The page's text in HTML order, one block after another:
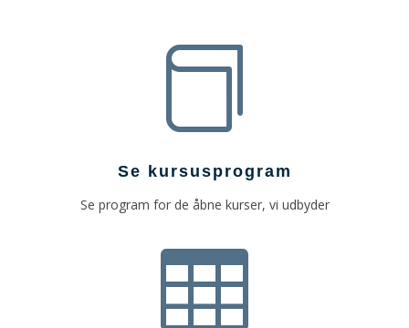

Se kursusprogram
Se program for de åbne kurser, vi udbyder
